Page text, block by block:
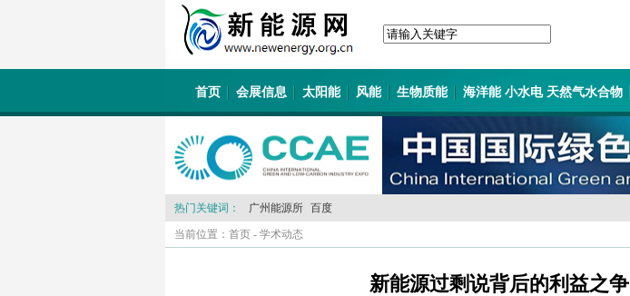
首页 会展信息 太阳能 风能 生物质能 海洋能 小水电 天然气水合物
热门关键词： 广州能源所 百度
当前位置： 首页 - 学术动态
新能源过剩说背后的利益之争